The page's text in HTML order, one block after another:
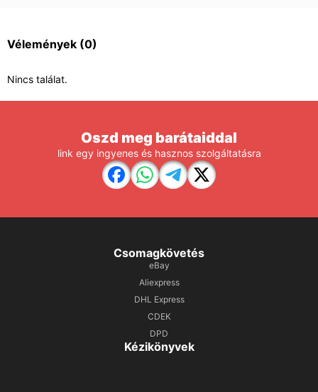
Vélemények (0)
Nincs találat.
Oszd meg barátaiddal
link egy ingyenes és hasznos szolgáltatásra
Csomagkövetés
eBay
Aliexpress
DHL Express
CDEK
DPD
Kézikönyvek